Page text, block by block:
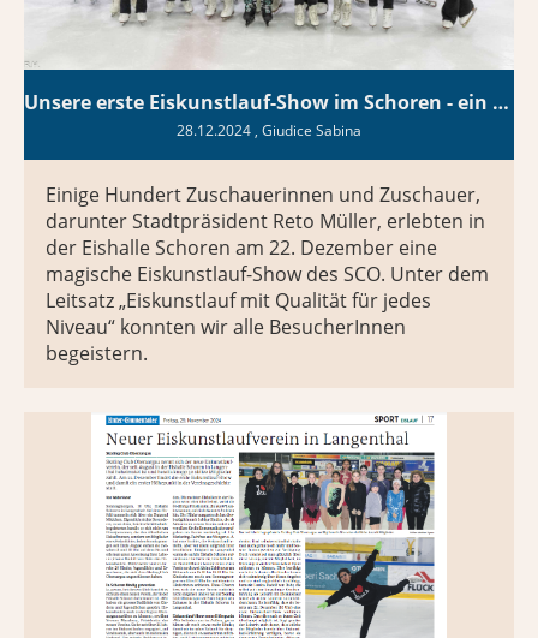
Unsere erste Eiskunstlauf-Show im Schoren - ein voller Erfolg!
28.12.2024 , Giudice Sabina
Einige Hundert Zuschauerinnen und Zuschauer,
darunter Stadtpräsident Reto Müller, erlebten in
der Eishalle Schoren am 22. Dezember eine
magische Eiskunstlauf-Show des SCO. Unter dem
Leitsatz „Eiskunstlauf mit Qualität für jedes
Niveau“ konnten wir alle BesucherInnen
begeistern.